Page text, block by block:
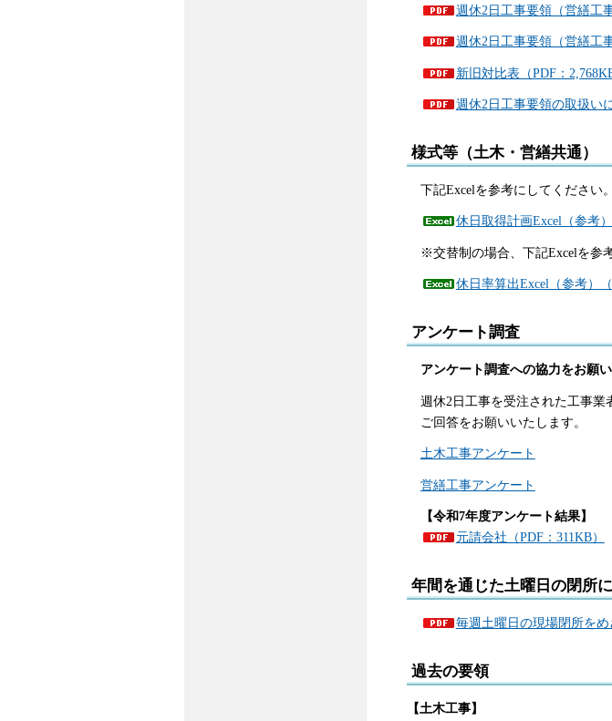
週休2日工事要領（営繕工
週休2日工事要領（営繕工
新旧対比表（PDF：2,768KB
週休2日工事要領の取扱い
様式等（土木・営繕共通）
下記Excelを参考にしてください。
休日取得計画Excel（参考
※交替制の場合、下記Excelを参
休日率算出Excel（参考）
アンケート調査
アンケート調査への協力をお願
週休2日工事を受注された工事
ご回答をお願いいたします。
土木工事アンケート
営繕工事アンケート
【令和7年度アンケート結果】
元請会社（PDF：311KB）
年間を通じた土曜日の閉所
毎週土曜日の現場閉所をめ
過去の要領
【土木工事】